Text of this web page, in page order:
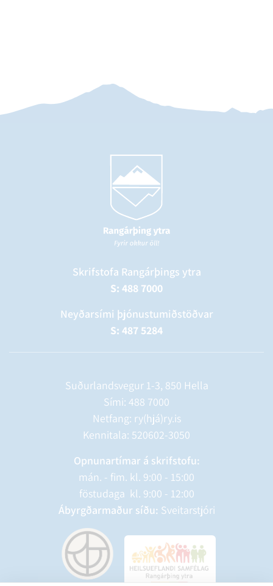
Skrifstofa Rangárþings ytra
S: 488 7000
Neyðarsími þjónustumiðstöðvar
S: 487 5284
Suðurlandsvegur 1-3, 850 Hella
Sími: 488 7000
Netfang: ry(hjá)ry.is
Kennitala: 520602-3050
Opnunartímar á skrifstofu:
mán. - fim. kl. 9:00 - 15:00
föstudaga kl. 9:00 - 12:00
Ábyrgðarmaður síðu: Sveitarstjóri